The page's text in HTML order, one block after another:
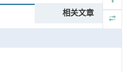
相关文章